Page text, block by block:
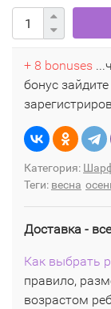
+ 8 bonuses
бонус
Категория:
Теги: весна
Доставка -
Как выбрать
правило,
возрастом